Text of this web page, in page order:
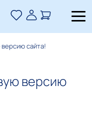
сайта!
версию